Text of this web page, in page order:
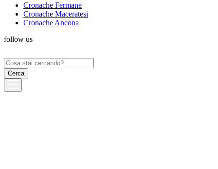
Cronache Fermane
Cronache Maceratesi
Cronache Ancona
follow us
Ricerca
per: